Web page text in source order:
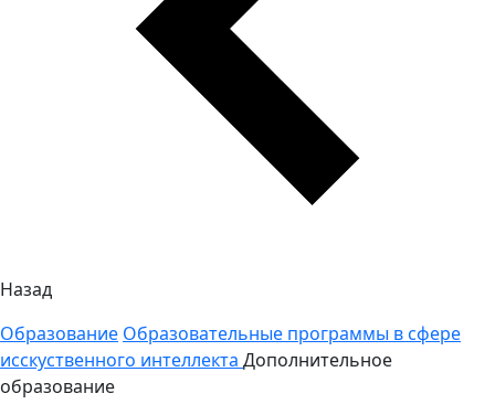
Назад
Образование Образовательные программы в сфере
исскуственного интеллекта Дополнительное
образование